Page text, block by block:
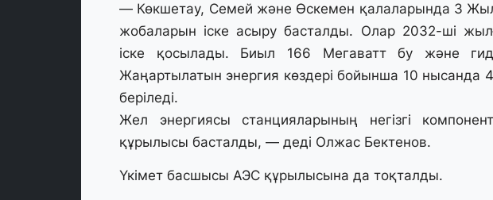
— Көкшетау, Семей және Өскемен қалаларында 3
жобаларын іске асыру басталды. Олар 2032-ші
іске қосылады. Биыл 166 Мегаватт бу және
Жаңартылатын энергия көздері бойынша 10 нысанда
беріледі.
Жел энергиясы станцияларының негізгі
құрылысы басталды, — деді Олжас Бектенов.
Үкімет басшысы АЭС құрылысына да тоқталды.